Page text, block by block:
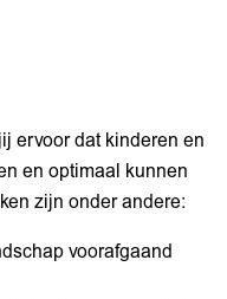
ervoor dat kinderen en
en optimaal kunnen
zijn onder andere:
voorafgaand